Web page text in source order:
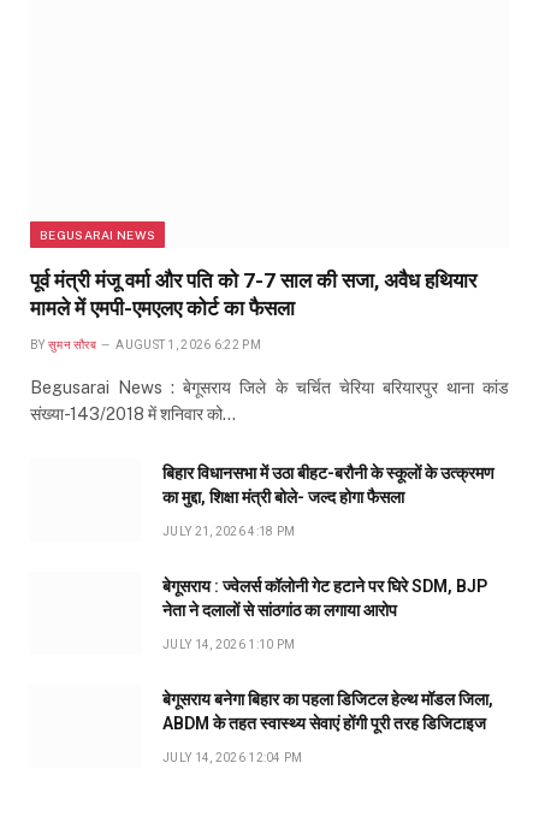
BEGUSARAI NEWS
पूर्व मंत्री मंजू वर्मा और पति को 7-7 साल की सजा, अवैध हथियार
मामले में एमपी-एमएलए कोर्ट का फैसला
BY सुमन सौरब AUGUST 1, 2026 6:22 PM
Begusarai News : बेगूसराय जिले के चर्चित चेरिया बरियारपुर थाना कांड
संख्या-143/2018 में शनिवार को…
बिहार विधानसभा में उठा बीहट-बरौनी के स्कूलों के उत्क्रमण
का मुद्दा, शिक्षा मंत्री बोले- जल्द होगा फैसला
JULY 21, 2026 4:18 PM
बेगूसराय : ज्वेलर्स कॉलोनी गेट हटाने पर घिरे SDM, BJP
नेता ने दलालों से सांठगांठ का लगाया आरोप
JULY 14, 2026 1:10 PM
बेगूसराय बनेगा बिहार का पहला डिजिटल हेल्थ मॉडल जिला,
ABDM के तहत स्वास्थ्य सेवाएं होंगी पूरी तरह डिजिटाइज
JULY 14, 2026 12:04 PM